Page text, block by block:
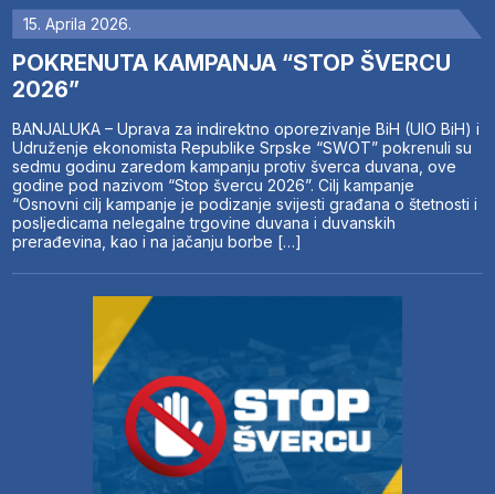
15. Aprila 2026.
POKRENUTA KAMPANJA “STOP ŠVERCU
2026”
BANJALUKA – Uprava za indirektno oporezivanje BiH (UIO BiH) i
Udruženje ekonomista Republike Srpske “SWOT” pokrenuli su
sedmu godinu zaredom kampanju protiv šverca duvana, ove
godine pod nazivom “Stop švercu 2026”. Cilj kampanje
“Osnovni cilj kampanje je podizanje svijesti građana o štetnosti i
posljedicama nelegalne trgovine duvana i duvanskih
prerađevina, kao i na jačanju borbe […]